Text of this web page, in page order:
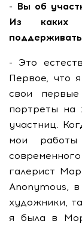
- Вы об
Из каких
- Это
Первое, что
свои
портреты на
участниц.
мои
галерист
Anonymous,
художники,
я была в